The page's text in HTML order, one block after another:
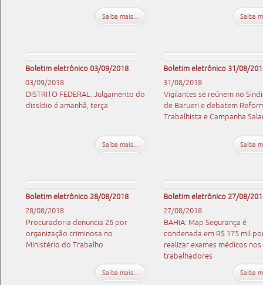
Saiba mais... Saiba
Boletim eletrônico 03/09/2018
03/09/2018
DISTRITO FEDERAL: Julgamento do
dissídio é amanhã, terça
Saiba mais...
Boletim eletrônico 31/08/
31/08/2018
Vigilantes se reúnem no
de Barueri e debatem
Trabalhista e Campanha
Saiba
Boletim eletrônico 28/08/2018
28/08/2018
Procuradoria denuncia 26 por
organização criminosa no
Ministério do Trabalho
Saiba mais...
Boletim eletrônico 27/08/
27/08/2018
BAHIA: Map Segurança é
condenada em R$ 175 mil
realizar exames médicos nos
trabalhadores
Saiba